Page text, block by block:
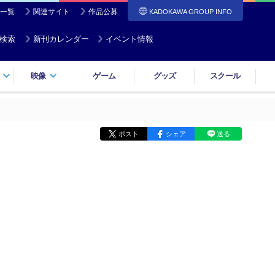
覧 関連サイト 作品公募 KADOKAWA GROUP INFO
索 新刊カレンダー イベント情報
映像 ゲーム グッズ スクール
ポスト シェア 送る